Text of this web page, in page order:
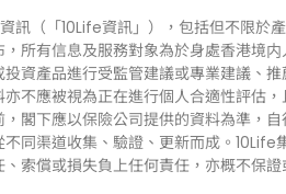
訊（「10Life資訊」），包括但不限於
所有信息及服務對象為於身處香港境
資產品進行受監管建議或專業建議、
不應被視為正在進行個人合適性評估
閣下應以保險公司提供的資料為準，
同渠道收集、驗證、更新而成。
索償或損失負上任何責任，亦概不保